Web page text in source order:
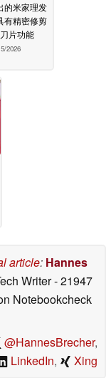
的米家理发
有精密修剪
片功能
2026
article: Hannes
Writer- 21947
Notebookcheck
@HannesBrecher,
LinkedIn, Xing